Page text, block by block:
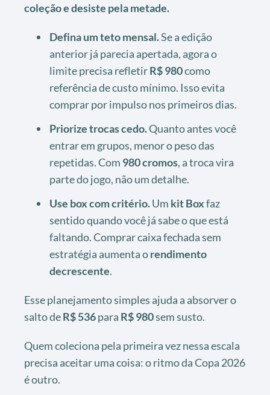
coleção e desiste pela metade.
Defina um teto mensal.Se a edição
anterior já parecia apertada, agora o
limite precisa refletirR$ 980como
referência de custo mínimo. Isso evita
comprar por impulso nos primeiros dias.
Priorize trocas cedo.Quanto antes você
entrar em grupos, menor o peso das
repetidas. Com 980 cromos, a troca vira
parte do jogo, não um detalhe.
Use box com critério.Um kit Boxfaz
sentido quando você já sabe o que está
faltando. Comprar caixa fechada sem
estratégia aumenta orendimento
decrescente.
Esse planejamento simples ajuda a absorver o
salto deR$ 536para R$ 980sem susto.
Quem coleciona pela primeira vez nessa escala
precisa aceitar uma coisa: o ritmo da Copa 2026
é outro.